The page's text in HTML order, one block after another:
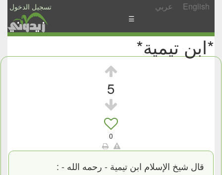
تسجيل الدخول عربي English
الأخبار
الأسئلة
☰
*ابن تيمية*
5
0
قال شيخ الإسلام ابن تيمية - رحمه الله - :